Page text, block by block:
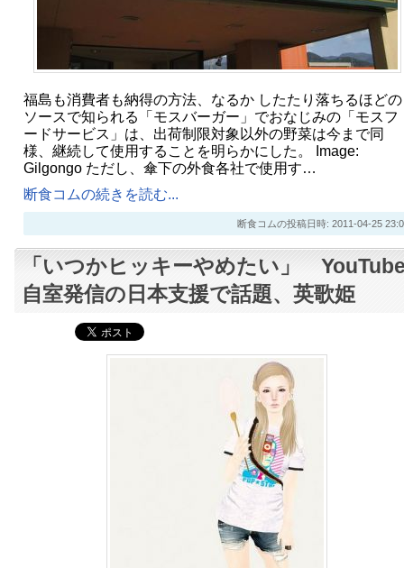
福島も消費者も納得の方法、なるか したたり落ちるほどの
ソースで知られる「モスバーガー」でおなじみの「モスフ
ードサービス」は、出荷制限対象以外の野菜は今まで同
様、継続して使用することを明らかにした。 Image:
Gilgongo ただし、傘下の外食各社で使用す…
断食コムの続きを読む...
断食コムの投稿日時: 2011-04-25
「いつかヒッキーやめたい」
自室発信の日本支援で話題、英歌姫